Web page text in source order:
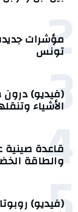
2
مؤشرات
تونس
3
(فيديو) درون
الأشياء
4
قاعدة صينية
والطاقة
(فيديو)